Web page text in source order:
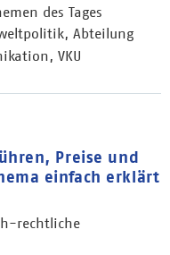
des Tages
Abteilung
VKU
Preise und
einfach erklärt
rechtliche